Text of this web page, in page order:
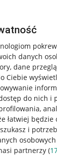
danych
dane
Ciebie
do nich i
łatwiej będzie
i
partnerzy (